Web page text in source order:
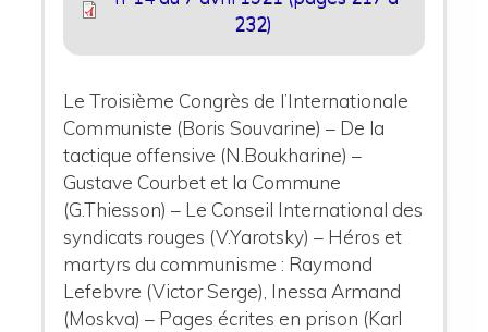
232)
Le Troisième Congrès de l’Internationale
Communiste (Boris Souvarine) – De la
tactique offensive (N.Boukharine) –
Gustave Courbet et la Commune
(G.Thiesson) – Le Conseil International des
syndicats rouges (V.Yarotsky) – Héros et
martyrs du communisme : Raymond
Lefebvre (Victor Serge), Inessa Armand
(Moskva) – Pages écrites en prison (Karl